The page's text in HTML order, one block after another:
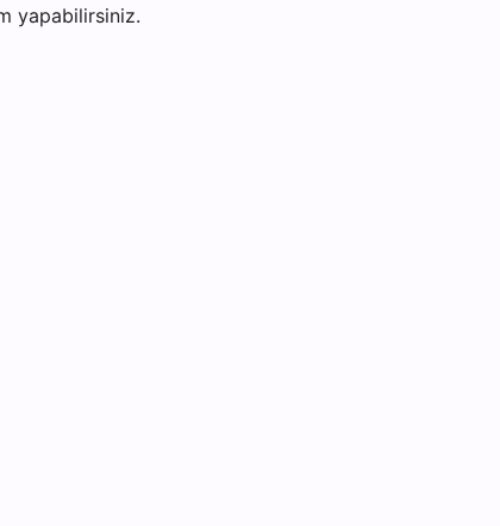
yapabilirsiniz.